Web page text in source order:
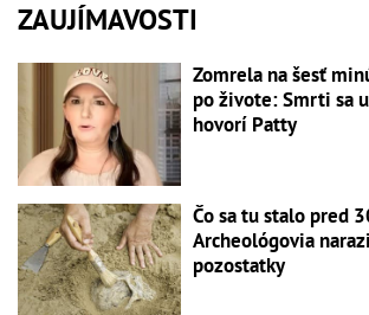
ZAUJÍMAVOSTI
Zomrela na šesť
po živote: Smrti sa
hovorí Patty
Čo sa tu stalo pred
Archeológovia
pozostatky